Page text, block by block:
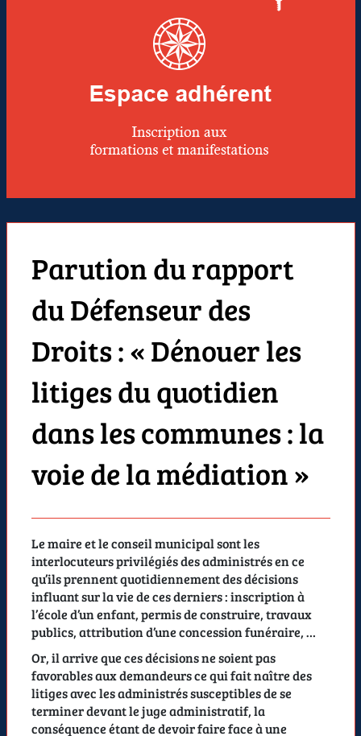
Parution du rapport
du Défenseur des
Droits : « Dénouer les
litiges du quotidien
dans les communes : la
voie de la médiation »
Le maire et le conseil municipal sont les
interlocuteurs privilégiés des administrés en ce
qu’ils prennent quotidiennement des décisions
influant sur la vie de ces derniers : inscription à
l’école d’un enfant, permis de construire, travaux
publics, attribution d’une concession funéraire, …
Or, il arrive que ces décisions ne soient pas
favorables aux demandeurs ce qui fait naître des
litiges avec les administrés susceptibles de se
terminer devant le juge administratif, la
conséquence étant de devoir faire face à une